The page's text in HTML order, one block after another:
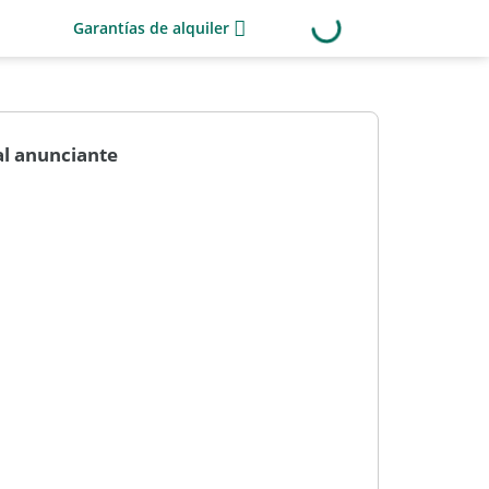
Garantías de alquiler
anunciante